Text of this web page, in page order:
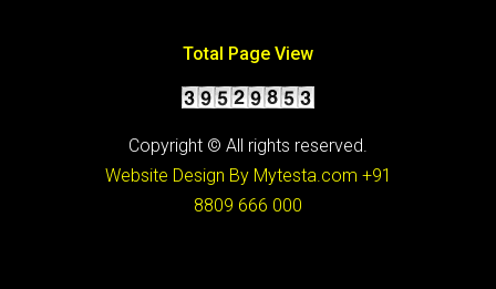
Total Page View
Copyright © All rights reserved.
Website Design By Mytesta.com +91
8809 666 000